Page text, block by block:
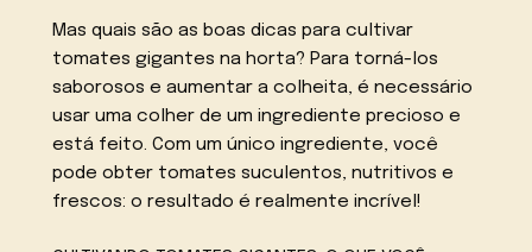
Mas quais são as boas dicas para cultivar
tomates gigantes na horta? Para torná-los
saborosos e aumentar a colheita, é necessário
usar uma colher de um ingrediente precioso e
está feito. Com um único ingrediente, você
pode obter tomates suculentos, nutritivos e
frescos: o resultado é realmente incrível!